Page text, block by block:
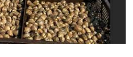
من عدم اليقين إلى الميزة: معهد
المحيطات يطلق مبادرات جديدة